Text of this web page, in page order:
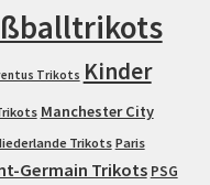
Trikots Kinder
Manchester City
Trikots Paris
Germain Trikots PSG